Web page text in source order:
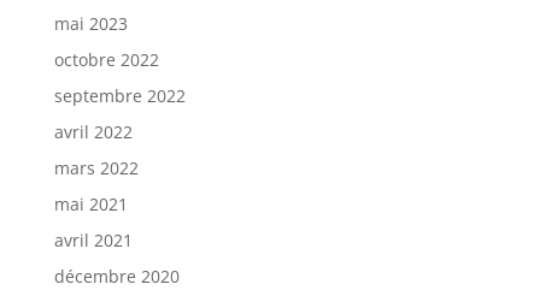
mai 2023
octobre 2022
septembre 2022
avril 2022
mars 2022
mai 2021
avril 2021
décembre 2020